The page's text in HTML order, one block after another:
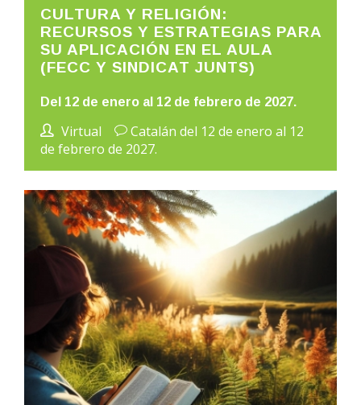
CULTURA Y RELIGIÓN:
RECURSOS Y ESTRATEGIAS PARA
SU APLICACIÓN EN EL AULA
(FECC Y SINDICAT JUNTS)
Del 12 de enero al 12 de febrero de 2027.
Virtual
Catalán del 12 de enero al 12
de febrero de 2027.